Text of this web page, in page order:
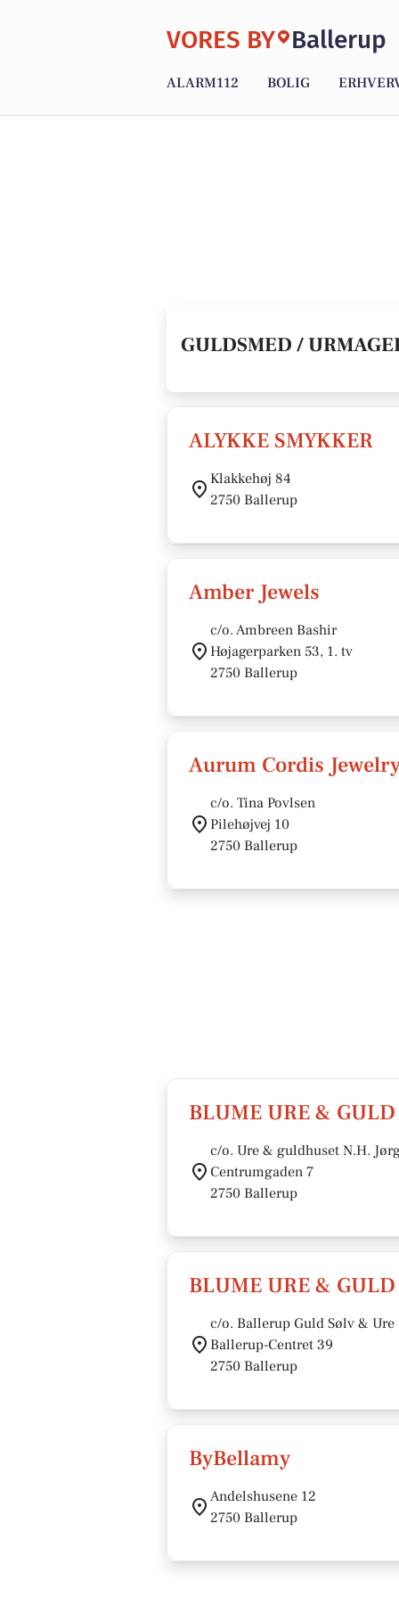
VORES BY Ballerup
ALARM112 BOLIG
GULDSMED /
ALYKKE SMYKKER
Klakkehøj 84
2750 Ballerup
Amber Jewels
c/o. Ambreen Bashir
Højagerparken 53, 1. tv
2750 Ballerup
Aurum Cordis
c/o. Tina Povlsen
Pilehøjvej 10
2750 Ballerup
BLUME URE & GULD
c/o. Ure & guldhuset N.H.
Centrumgaden 7
2750 Ballerup
BLUME URE & GULD
c/o. Ballerup Guld Sølv & Ure
Ballerup-Centret 39
2750 Ballerup
ByBellamy
Andelshusene 12
2750 Ballerup